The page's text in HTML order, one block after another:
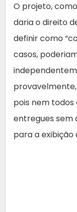
O projeto,
daria o direito
definir como
casos,
pois nem
entregues sem
para a exibição